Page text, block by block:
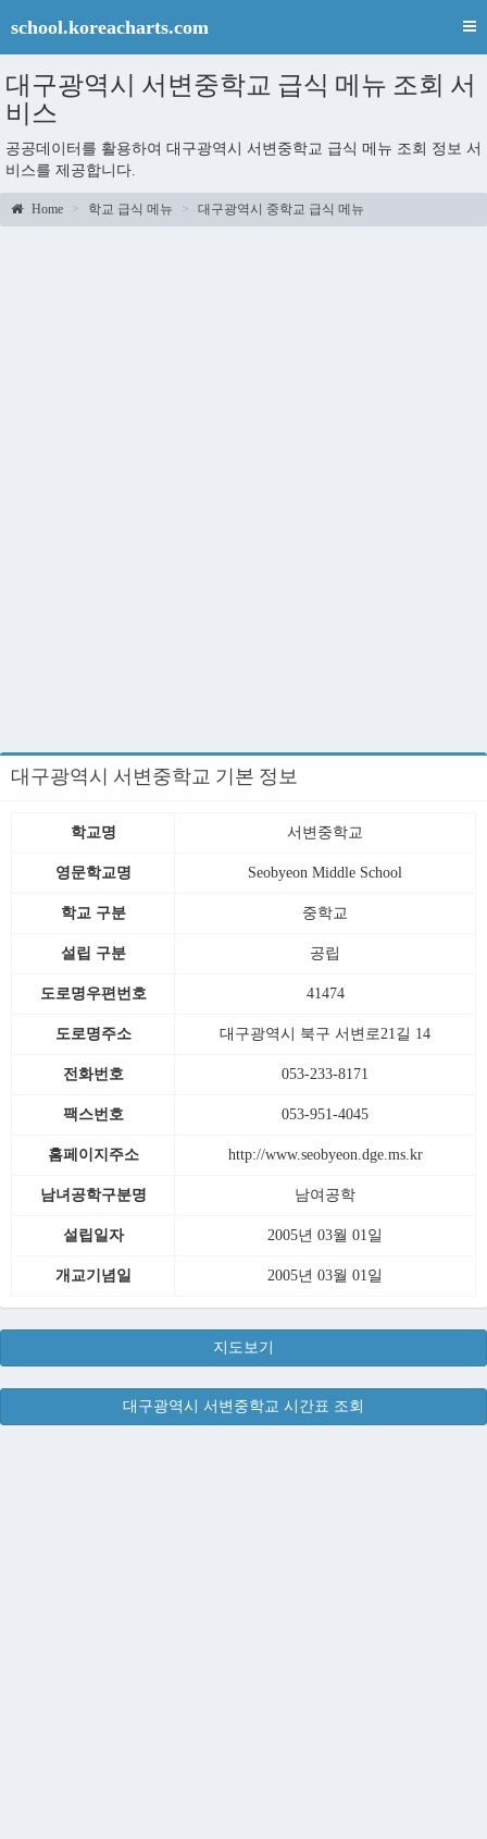
school.koreacharts.com
대구광역시 서변중학교 급식 메뉴 조회 서
비스
공공데이터를 활용하여 대구광역시 서변중학교 급식 메뉴 조회 정보 서
비스를 제공합니다.
Home 학교 급식 메뉴 대구광역시 중학교 급식 메뉴
대구광역시 서변중학교 기본 정보
학교명 서변중학교
영문학교명 Seobyeon Middle School
학교 구분 중학교
설립 구분 공립
도로명우편번호 41474
도로명주소 대구광역시 북구 서변로21길 14
전화번호 053-233-8171
팩스번호 053-951-4045
홈페이지주소 http://www.seobyeon.dge.ms.kr
남녀공학구분명 남여공학
설립일자 2005년 03월 01일
개교기념일 2005년 03월 01일
지도보기
대구광역시 서변중학교 시간표 조회